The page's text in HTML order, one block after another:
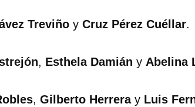
Treviño y Cruz Pérez Cuéllar.
, Esthela Damián y Abelina
, Gilberto Herreray Luis